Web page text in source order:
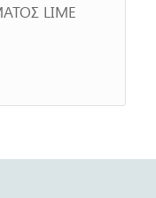
LIME